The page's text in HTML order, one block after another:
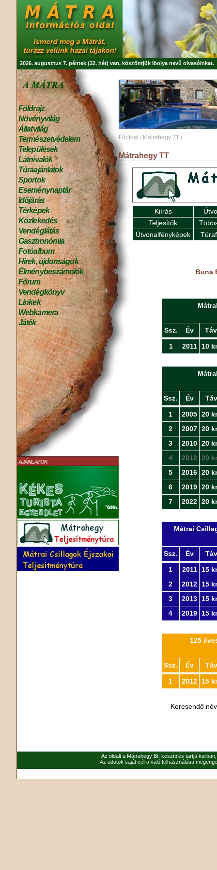
2026. augusztus 7. péntek (32. hét) van, köszöntjük Ibolya nevű olvasóinkat.
Földrajz
Növényvilág
Állatvilág
Természetvédelem
Települések
Látnivalók
Túraajánlatok
Sportok
Eseménynaptár
Időjárás
Térképek
Közlekedés
Vendéglátás
Gasztronómia
Fotóalbum
Hírek, újdonságok
Élménybeszámolók
Fórum
Vendégkönyv
Linkek
Webkamera
Játék
AJÁNLATOK
Főoldal / Mátrahegy TT /
Mátrahegy TT
Kiírás
Teljesítők
Útvonalfényképek
Buna
Ssz. Év Táv
1 2011 10
Ssz. Év Táv
1 2005 20
2
2007 20
3
2010 20
4
2012
20
5
2016 20
6
2019 20
7
2022 20
Mátrai
Ssz. Év Táv
1 2011
15
2
2012
15
3
2013
15
4
2019 15
125
Ssz. Év Táv
1 2012 15
Keresendő
Az oldalt a Mátrahegy Bt. készíti és tartja
Az adatok saját célra való felhasználása